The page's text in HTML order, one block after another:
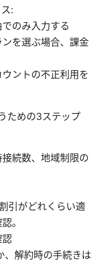
:
のみ入力する
を選ぶ場合、課金
ントの不正利用を
ための3ステップ
続数、地域制限の
引がどれくらい適
。
認
、解約時の手続きは